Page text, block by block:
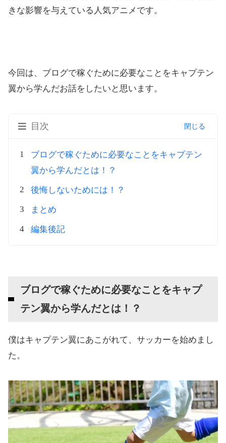
きな影響を与えている人気アニメです。
今回は、ブログで稼ぐために必要なことをキャプテン
翼から学んだお話をしたいと思います。
目次
ブログで稼ぐために必要なことをキャプテン
翼から学んだとは！？
後悔しないためには！？
まとめ
編集後記
ブログで稼ぐために必要なことをキャプ
テン翼から学んだとは！？
僕はキャプテン翼にあこがれて、サッカーを始めまし
た。